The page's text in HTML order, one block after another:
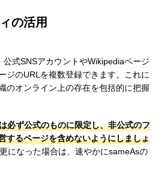
の活用
式SNSアカウントやWikipediaページ
ジのURLを複数登録できます。これに
のオンライン上の存在を包括的に把握
必ず公式のものに限定し、非公式のフ
するページを含めないようにしましょ
になった場合は、速やかにsameAsの